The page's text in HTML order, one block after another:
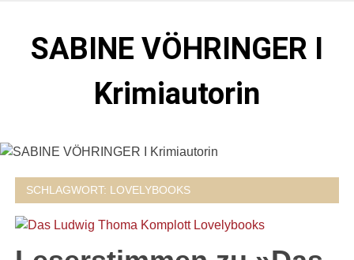
springenSABINE VÖHRINGER I
Krimiautorin
Vordergrund steht. Spielen zentral in der Münchner Altstadt.
SCHLAGWORT: LOVELYBOOKS